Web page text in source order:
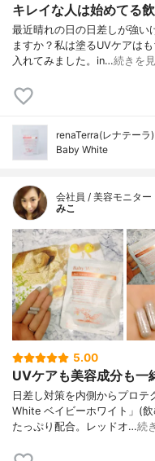
キレイな人は始めてる
最近晴れの日の日差しが強い
ますか？⁣⁣私は塗るUVケアは
入れてみました。⁣in…続きを
renaTerra(レナテーラ)
Baby White
会社員 / 美容モニター
みこ
5.00
UVケアも美容成分も一
日差し対策を内側からプロ
White ベイビーホワイト」(
たっぷり配合。レッドオ…続